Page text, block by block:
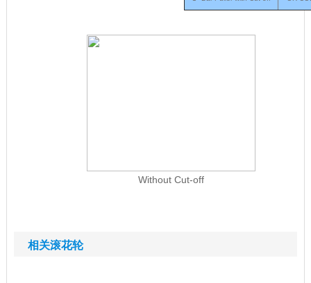
Without Cut-off
相关滚花轮